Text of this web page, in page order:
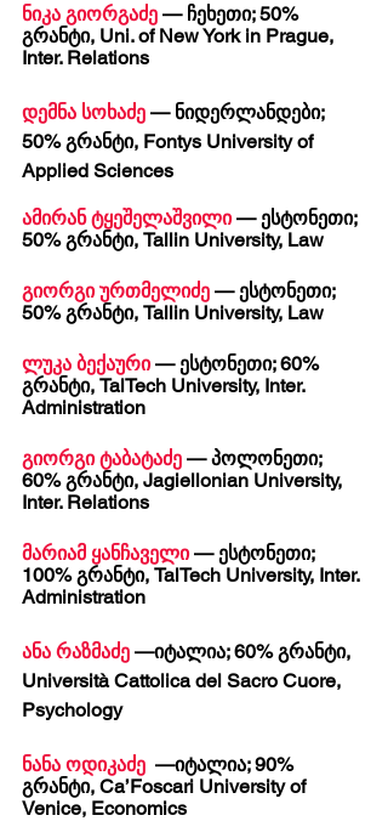
ნიკა გიორგაძე — ჩეხეთი; 50%
გრანტი, Uni. of New York in Prague,
Inter. Relations
დემნა სოხაძე — ნიდერლანდები;
50% გრანტი, Fontys University of
Applied Sciences
ამირან ტყეშელაშვილი — ესტონეთი;
50% გრანტი, Tallin University, Law
გიორგი ურთმელიძე — ესტონეთი;
50% გრანტი, Tallin University, Law
ლუკა ბექაური — ესტონეთი; 60%
გრანტი, TalTech University, Inter.
Administration
გიორგი ტაბატაძე — პოლონეთი;
60% გრანტი, Jagiellonian University,
Inter. Relations
მარიამ ყანჩაველი — ესტონეთი;
100% გრანტი, TalTech University, Inter.
Administration
ანა რაზმაძე —იტალია; 60% გრანტი,
Università Cattolica del Sacro Cuore,
Psychology
ნანა ოდიკაძე
  —იტალია; 90%
გრანტი, Ca’Foscari University of
Venice, Economics